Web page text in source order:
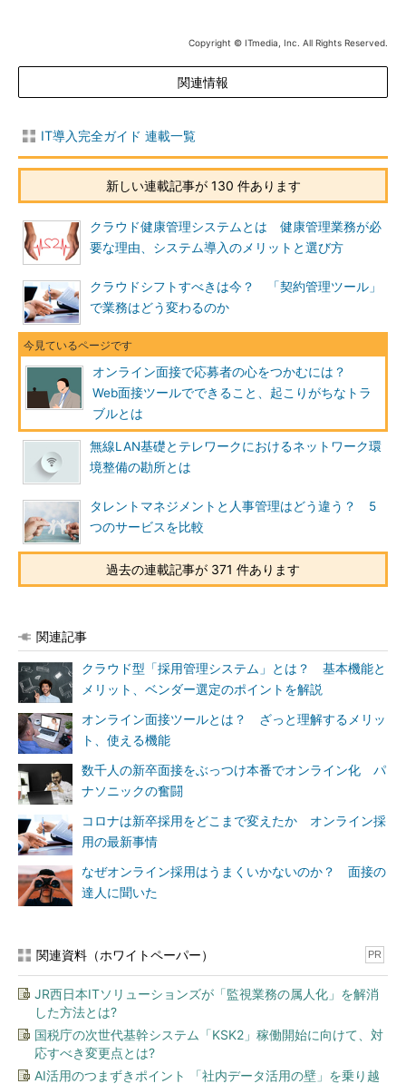
Copyright © ITmedia, Inc. All Rights Reserved.
関連情報
IT導入完全ガイド 連載一覧
新しい連載記事が 130 件あります
クラウド健康管理システムとは 健康管理業務が必
要な理由、システム導入のメリットと選び方
クラウドシフトすべきは今？ 「契約管理ツール」
で業務はどう変わるのか
オンライン面接で応募者の心をつかむには？
Web面接ツールでできること、起こりがちなトラ
ブルとは
無線LAN基礎とテレワークにおけるネットワーク環
境整備の勘所とは
タレントマネジメントと人事管理はどう違う？ 5
つのサービスを比較
過去の連載記事が 371 件あります
関連記事
クラウド型「採用管理システム」とは？ 基本機能と
メリット、ベンダー選定のポイントを解説
オンライン面接ツールとは？ ざっと理解するメリッ
ト、使える機能
数千人の新卒面接をぶっつけ本番でオンライン化 パ
ナソニックの奮闘
コロナは新卒採用をどこまで変えたか オンライン採
用の最新事情
なぜオンライン採用はうまくいかないのか？ 面接の
達人に聞いた
関連資料（ホワイトペーパー） PR
JR西日本ITソリューションズが「監視業務の属人化」を解消
した方法とは?
国税庁の次世代基幹システム「KSK2」稼働開始に向けて、対
応すべき変更点とは?
AI活用のつまずきポイント 「社内データ活用の壁」を乗り越